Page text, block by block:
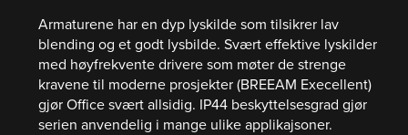
Armaturene har en dyp lyskilde som tilsikrer lav
blending og et godt lysbilde. Svært effektive lyskilder
med høyfrekvente drivere som møter de strenge
kravene til moderne prosjekter (BREEAM Execellent)
gjør Office svært allsidig. IP44 beskyttelsesgrad gjør
serien anvendelig i mange ulike applikajsoner.